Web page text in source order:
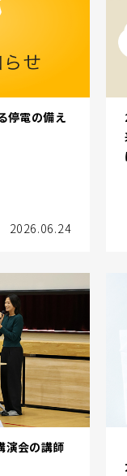
停電の備え
2026.06.24
演会の講師